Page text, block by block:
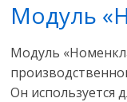
Модуль
Модуль
Он используется